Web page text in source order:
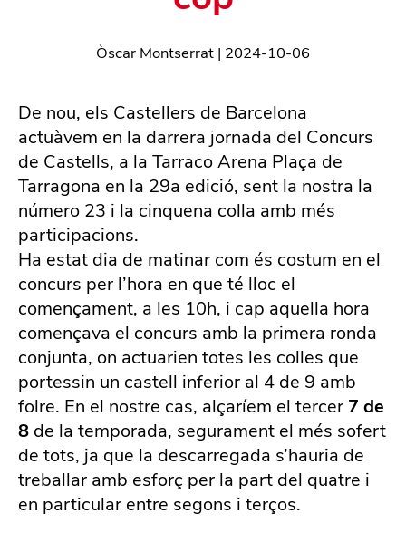
Òscar Montserrat | 2024-10-06
De nou, els Castellers de Barcelona
actuàvem en la darrera jornada del Concurs
de Castells, a la Tarraco Arena Plaça de
Tarragona en la 29a edició, sent la nostra la
número 23 i la cinquena colla amb més
participacions.
Ha estat dia de matinar com és costum en el
concurs per l’hora en que té lloc el
començament, a les 10h, i cap aquella hora
començava el concurs amb la primera ronda
conjunta, on actuarien totes les colles que
portessin un castell inferior al 4 de 9 amb
folre. En el nostre cas, alçaríem el tercer 7 de
8 de la temporada, segurament el més sofert
de tots, ja que la descarregada s’hauria de
treballar amb esforç per la part del quatre i
en particular entre segons i terços.